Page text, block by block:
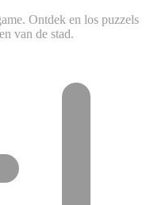
Ontdek en los puzzels
van de stad.